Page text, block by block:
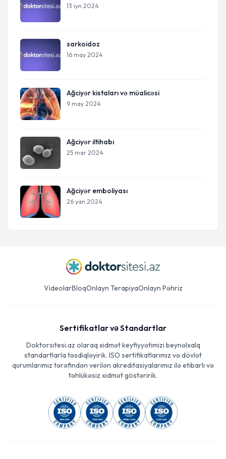
13 iyn 2024
sarkoidoz
16 may 2024
Ağciyər kistaları və müalicəsi
9 may 2024
Ağciyər iltihabı
25 mar 2024
Ağciyər emboliyası
26 yan 2024
VideolarBloqOnlayn TerapiyaOnlayn Pəhriz
Sertifikatlar və Standartlar
Doktorsitesi.az olaraq xidmət keyfiyyətimizi beynəlxalq
standartlarla təsdiqləyirik. ISO sertifikatlarımız və dövlət
qurumlarımız tərəfindən verilən akreditasiyalarımız ilə etibarlı və
təhlükəsiz xidmət göstəririk.